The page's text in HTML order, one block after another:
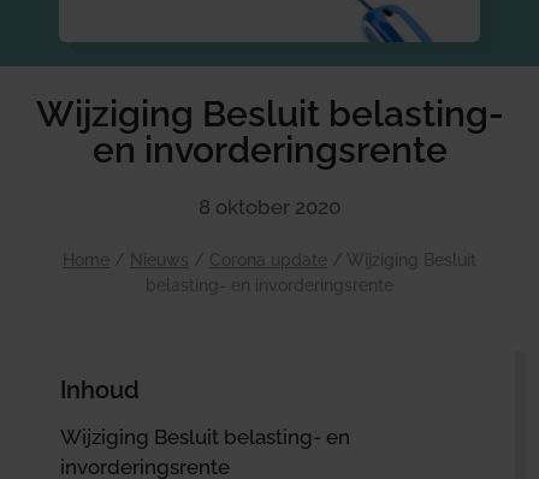
Wijziging Besluit belasting-
en invorderingsrente
8 oktober 2020
Home / Nieuws / Corona update / Wijziging Besluit
belasting- en invorderingsrente
Inhoud
Wijziging Besluit belasting- en
invorderingsrente